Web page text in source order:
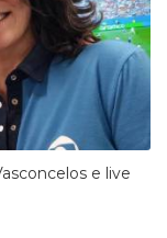
e live